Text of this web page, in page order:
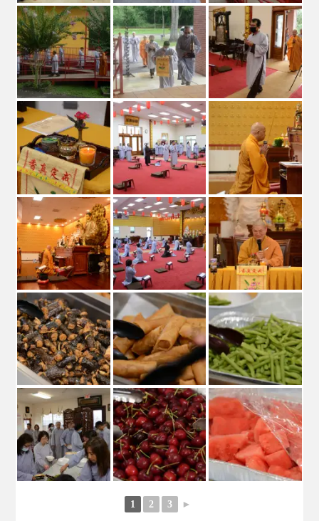
1 2 3 ►